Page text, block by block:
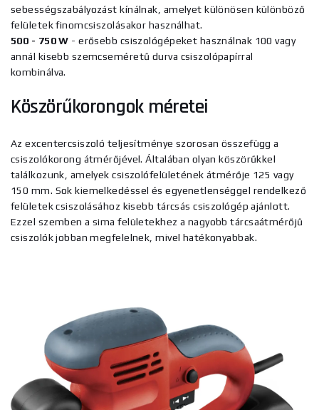
sebességszabályozást kínálnak, amelyet különösen különböző
felületek finomcsiszolásakor használhat.
500 - 750 W - erősebb csiszológépeket használnak 100 vagy
annál kisebb szemcseméretű durva csiszolópapírral
kombinálva.
Köszörűkorongok méretei
Az excentercsiszoló teljesítménye szorosan összefügg a
csiszolókorong átmérőjével. Általában olyan köszörűkkel
találkozunk, amelyek csiszolófelületének átmérője 125 vagy
150 mm. Sok kiemelkedéssel és egyenetlenséggel rendelkező
felületek csiszolásához kisebb tárcsás csiszológép ajánlott.
Ezzel szemben a sima felületekhez a nagyobb tárcsaátmérőjű
csiszolók jobban megfelelnek, mivel hatékonyabbak.